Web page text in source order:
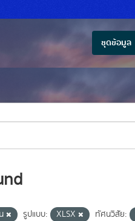
ชุดข้อมูล
รูปแบบ: XLSX ทัศนวิสัย: